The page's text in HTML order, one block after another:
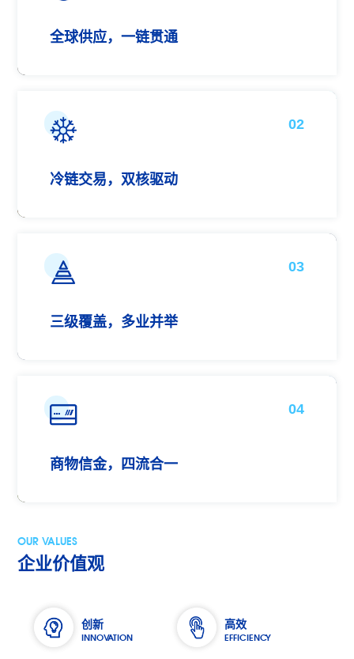
全球供应，一链贯通
冷链交易，双核驱动
02
三级覆盖，多业并举
03
商物信金，四流合一
04
OUR VALUES
企业价值观
创新
INNOVATION
高效
EFFICIENCY